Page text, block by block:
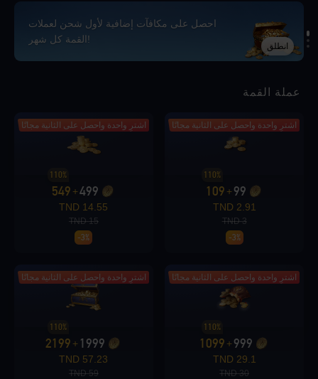
احصل على مكافآت إضافية لأول شحن لعملات
القمة كل شهر!
انطلق
Loading...
Loading...
عملة القمة
اشترِ واحدة واحصل على الثانية مجانًا
99
+
109
110%
2.91 TND
3 TND
-3%
اشترِ واحدة واحصل على الثانية مجانًا
499
+
549
110%
14.55 TND
15 TND
-3%
اشترِ واحدة واحصل على الثانية مجانًا
999
+
1099
110%
29.1 TND
30 TND
اشترِ واحدة واحصل على الثانية مجانًا
1999
+
2199
110%
57.23 TND
59 TND